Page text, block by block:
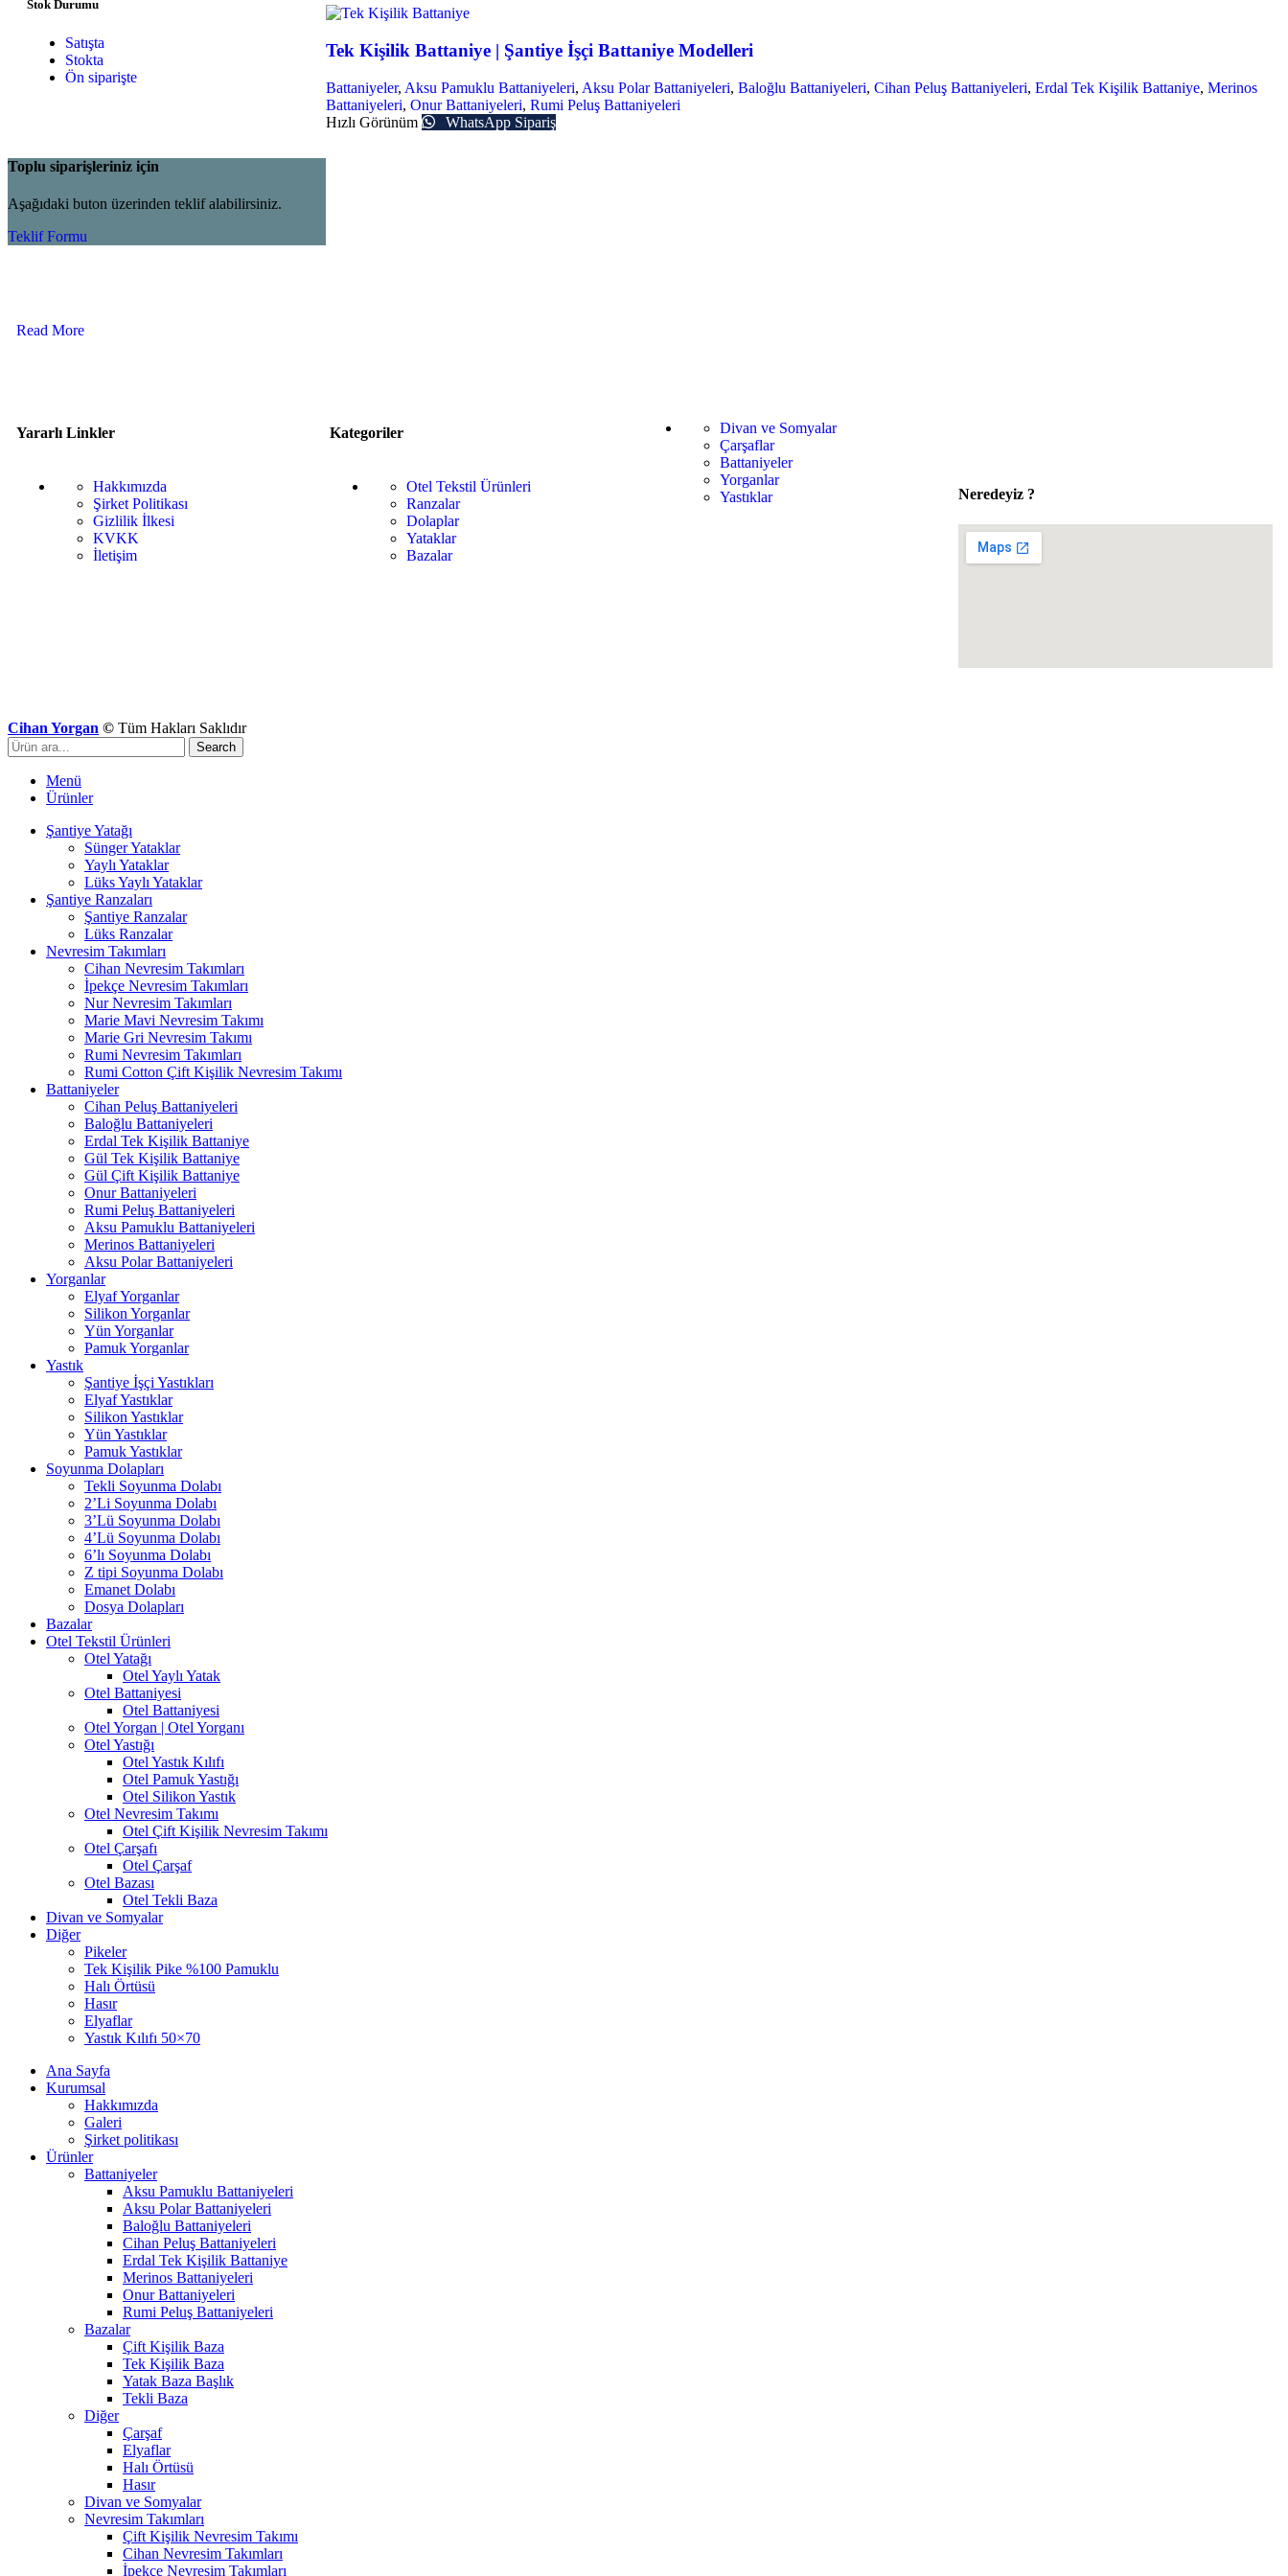
Stok Durumu
Satışta
Stokta
Ön siparişte
Toplu siparişleriniz için
Aşağıdaki buton üzerinden teklif alabilirsiniz.
Teklif Formu
Tek Kişilik Battaniye | Şantiye İşçi Battaniye Modelleri
Battaniyeler, Aksu Pamuklu Battaniyeleri, Aksu Polar Battaniyeleri, Baloğlu Battaniyeleri, Cihan Peluş Battaniyeleri, Erdal Tek Kişilik Battaniye, Merinos
Battaniyeleri, Onur Battaniyeleri, Rumi Peluş Battaniyeleri
Hızlı Görünüm
WhatsApp Sipariş
Read More
Yararlı Linkler
Hakkımızda
Şirket Politikası
Gizlilik İlkesi
KVKK
İletişim
Kategoriler
Otel Tekstil Ürünleri
Ranzalar
Dolaplar
Yataklar
Bazalar
Divan ve Somyalar
Çarşaflar
Battaniyeler
Yorganlar
Yastıklar
Neredeyiz ?
Cihan Yorgan © Tüm Hakları Saklıdır
Search
Menü
Ürünler
Şantiye Yatağı
Sünger Yataklar
Yaylı Yataklar
Lüks Yaylı Yataklar
Şantiye Ranzaları
Şantiye Ranzalar
Lüks Ranzalar
Nevresim Takımları
Cihan Nevresim Takımları
İpekçe Nevresim Takımları
Nur Nevresim Takımları
Marie Mavi Nevresim Takımı
Marie Gri Nevresim Takımı
Rumi Nevresim Takımları
Rumi Cotton Çift Kişilik Nevresim Takımı
Battaniyeler
Cihan Peluş Battaniyeleri
Baloğlu Battaniyeleri
Erdal Tek Kişilik Battaniye
Gül Tek Kişilik Battaniye
Gül Çift Kişilik Battaniye
Onur Battaniyeleri
Rumi Peluş Battaniyeleri
Aksu Pamuklu Battaniyeleri
Merinos Battaniyeleri
Aksu Polar Battaniyeleri
Yorganlar
Elyaf Yorganlar
Silikon Yorganlar
Yün Yorganlar
Pamuk Yorganlar
Yastık
Şantiye İşçi Yastıkları
Elyaf Yastıklar
Silikon Yastıklar
Yün Yastıklar
Pamuk Yastıklar
Soyunma Dolapları
Tekli Soyunma Dolabı
2’Li Soyunma Dolabı
3’Lü Soyunma Dolabı
4’Lü Soyunma Dolabı
6’lı Soyunma Dolabı
Z tipi Soyunma Dolabı
Emanet Dolabı
Dosya Dolapları
Bazalar
Otel Tekstil Ürünleri
Otel Yatağı
Otel Yaylı Yatak
Otel Battaniyesi
Otel Battaniyesi
Otel Yorgan | Otel Yorganı
Otel Yastığı
Otel Yastık Kılıfı
Otel Pamuk Yastığı
Otel Silikon Yastık
Otel Nevresim Takımı
Otel Çift Kişilik Nevresim Takımı
Otel Çarşafı
Otel Çarşaf
Otel Bazası
Otel Tekli Baza
Divan ve Somyalar
Diğer
Pikeler
Tek Kişilik Pike %100 Pamuklu
Halı Örtüsü
Hasır
Elyaflar
Yastık Kılıfı 50×70
Ana Sayfa
Kurumsal
Hakkımızda
Galeri
Şirket politikası
Ürünler
Battaniyeler
Aksu Pamuklu Battaniyeleri
Aksu Polar Battaniyeleri
Baloğlu Battaniyeleri
Cihan Peluş Battaniyeleri
Erdal Tek Kişilik Battaniye
Merinos Battaniyeleri
Onur Battaniyeleri
Rumi Peluş Battaniyeleri
Bazalar
Çift Kişilik Baza
Tek Kişilik Baza
Yatak Baza Başlık
Tekli Baza
Diğer
Çarşaf
Elyaflar
Halı Örtüsü
Hasır
Divan ve Somyalar
Nevresim Takımları
Çift Kişilik Nevresim Takımı
Cihan Nevresim Takımları
İpekçe Nevresim Takımları